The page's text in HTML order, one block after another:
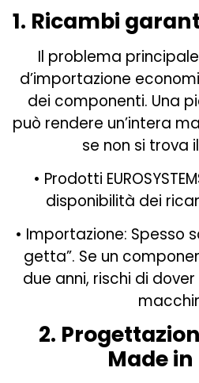
1. Ricambi
Il problema
d’importazione
dei componenti. Una
può rendere un’intera
se non si trova
• Prodotti
disponibilità dei
• Importazione: Spesso
getta”. Se un
due anni, rischi di
2.
Made